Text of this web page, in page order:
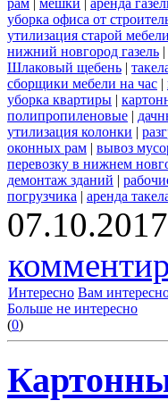
рам | мешки | аренда
уборка офиса от
утилизация старой мебели
нижний новгород газель |
Шлаковый щебень |
сборщики мебели на час |
уборка квартиры |
полипропиленовые |
утилизация колонки |
оконных рам | вывоз
перевозку в нижнем
демонтаж зданий |
погрузчика | аренда
Интересно Вам
Больше не интересно
(0)